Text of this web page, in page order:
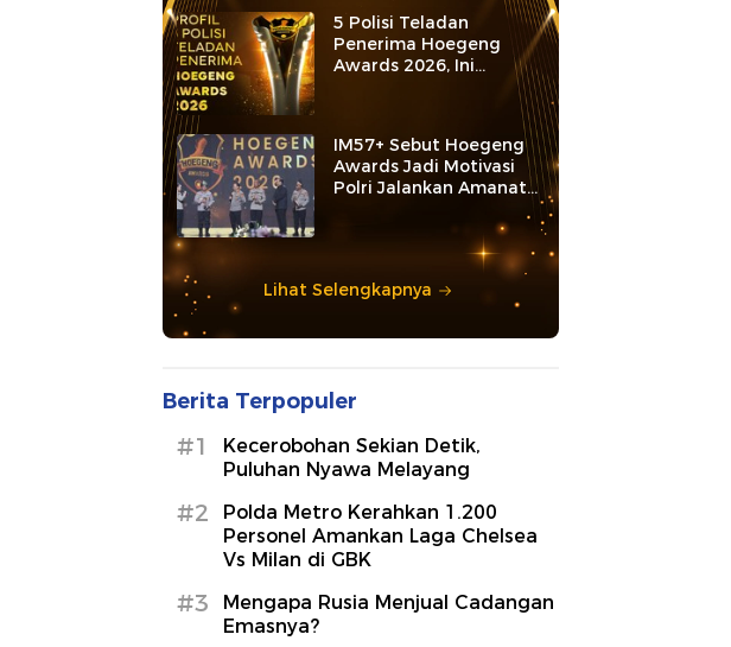
5 Polisi Teladan
Penerima Hoegeng
Awards 2026, Ini
Kategori dan Kiprahnya
IM57+ Sebut Hoegeng
Awards Jadi Motivasi
Polri Jalankan Amanat
Lihat Selengkapnya
Berita Terpopuler
#1
Kecerobohan Sekian Detik,
Puluhan Nyawa Melayang
#2
Polda Metro Kerahkan 1.200
Personel Amankan Laga Chelsea
Vs Milan di GBK
#3
Mengapa Rusia Menjual Cadangan
Emasnya?